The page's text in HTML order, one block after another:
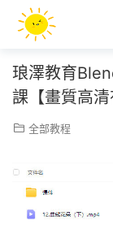
琅澤教育
課【畫質高清
全部教程